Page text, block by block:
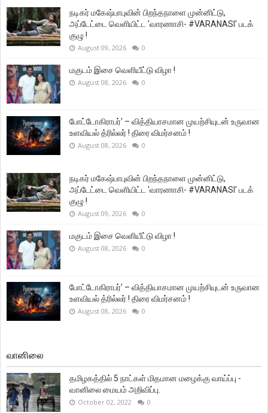
நடிகர் மகேஷ்பாபுவின் பிறந்தநாளை முன்னிட்டு,
அப்டேட்டை வெளியிட்ட 'வாரணாசி- #VARANASI' படக்
குழு !
August 09, 2026 0
மகுடம் இசை வெளியீட்டு விழா !
August 08, 2026 0
போட்டோகிராபர்' – வித்தியாசமான முயற்சியுடன் உருவான
உளவியல் த்ரில்லர் ! திரை விமர்சனம் !
August 08, 2026 0
நடிகர் மகேஷ்பாபுவின் பிறந்தநாளை முன்னிட்டு,
அப்டேட்டை வெளியிட்ட 'வாரணாசி- #VARANASI' படக்
குழு !
August 09, 2026 0
மகுடம் இசை வெளியீட்டு விழா !
August 08, 2026 0
போட்டோகிராபர்' – வித்தியாசமான முயற்சியுடன் உருவான
உளவியல் த்ரில்லர் ! திரை விமர்சனம் !
August 08, 2026 0
வானிலை
தமிழகத்தில் 5 நாட்கள் மிதமான மழைக்கு வாய்ப்பு -
வானிலை மையம் அறிவிப்பு.
October 02, 2022 0